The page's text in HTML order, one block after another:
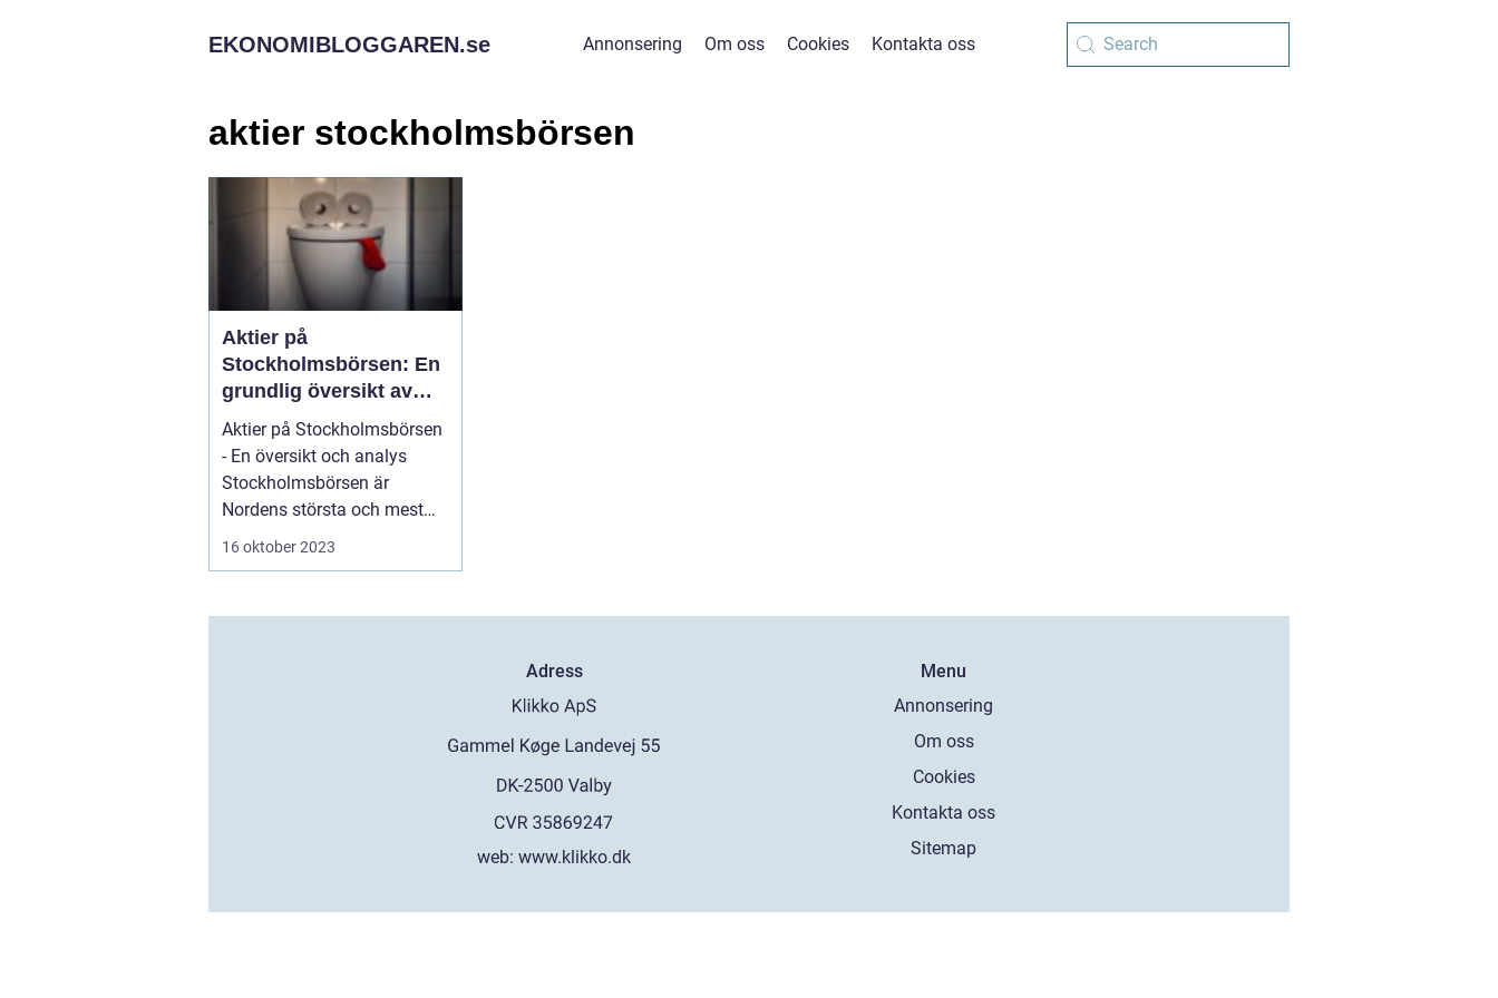
EKONOMIBLOGGAREN.se Annonsering Om oss Cookies Kontakta oss
aktier stockholmsbörsen
Aktier på
Stockholmsbörsen: En
grundlig översikt av
investeringsmöjligheter
Aktier på Stockholmsbörsen
- En översikt och analys
Stockholmsbörsen är
Nordens största och mest
an...
16 oktober 2023
Adress
web:www.klikko.dk
Menu
Annonsering
Om oss
Cookies
Kontakta oss
Sitemap